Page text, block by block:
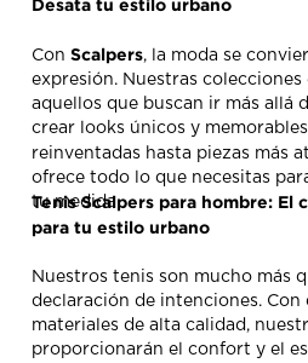
Desata tu estilo urbano
Con Scalpers, la moda se
expresión. Nuestras colecciones
aquellos que buscan ir más allá
crear looks únicos y
reinventadas hasta piezas más
ofrece todo lo que necesitas
tu medida.
Tenis Scalpers para hombre: El
para tu estilo urbano
Nuestros tenis son mucho más
declaración de intenciones. Con
materiales de alta calidad,
proporcionarán el confort y el